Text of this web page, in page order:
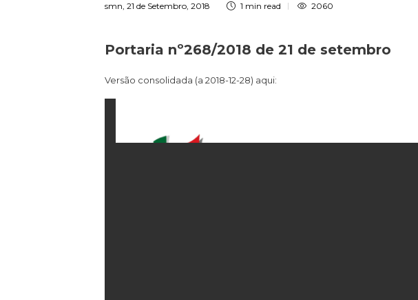
smn, 21 de Setembro, 2018 1 min read 2060
Portaria nº268/2018 de 21 de setembro
Versão consolidada (a 2018-12-28) aqui: